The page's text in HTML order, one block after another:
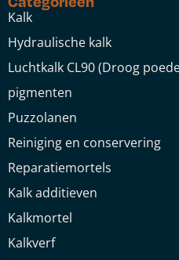
Kalk
Hydraulische kalk
Luchtkalk CL90 (Droog
pigmenten
Puzzolanen
Reiniging en conservering
Reparatiemortels
Kalk additieven
Kalkmortel
Kalkverf